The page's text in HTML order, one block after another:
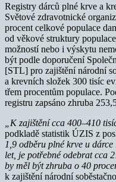
Registry dárců plné krve a
Světové zdravotnické
procent celkové populace
od věkové struktury
možností nebo i výskytu
být podle doporučení
[STL] pro zajištění národní
a krevních složek 300 tisíc
třem procentům populace.
registru zapsáno zhruba
„K zajištění cca 400–410
podkladě statistik ÚZIS z
1,9 odběru plné krve u
let, je potřebné odebrat cca
by měl být zhruba o 40
k zajištění národní